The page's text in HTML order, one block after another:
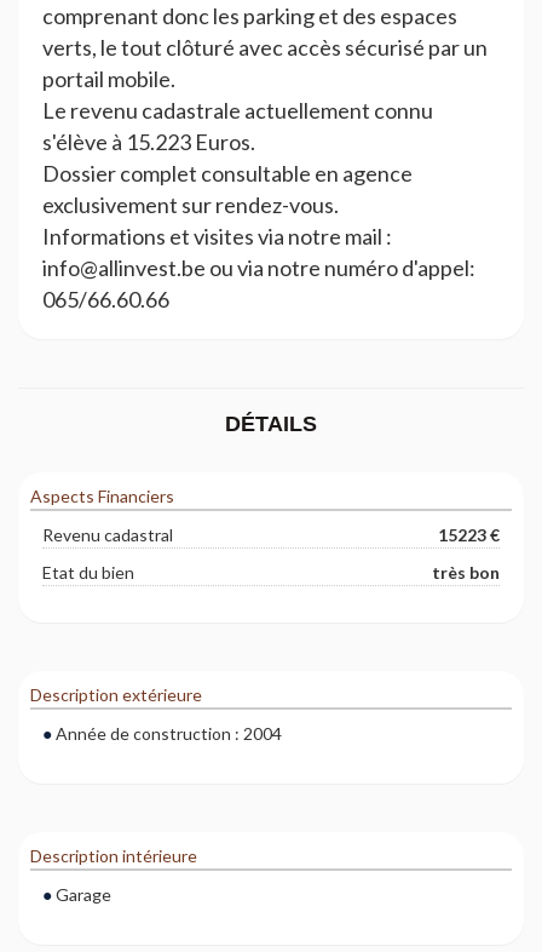
comprenant donc les parking et des espaces
verts, le tout clôturé avec accès sécurisé par un
portail mobile.
Le revenu cadastrale actuellement connu
s'élève à 15.223 Euros.
Dossier complet consultable en agence
exclusivement sur rendez-vous.
Informations et visites via notre mail :
info@allinvest.be ou via notre numéro d'appel:
065/66.60.66
DÉTAILS
Aspects Financiers
Revenu cadastral
15223 €
Etat du bien
très bon
Description extérieure
Année de construction : 2004
Description intérieure
Garage